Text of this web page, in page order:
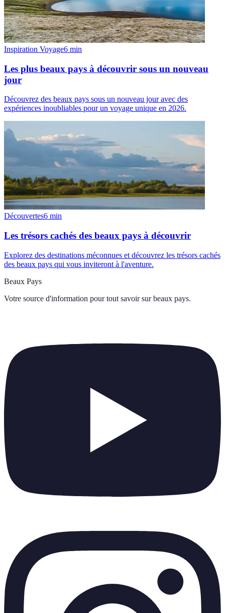
Inspiration Voyage6 min
Les plus beaux pays à découvrir sous un nouveau
jour
Découvrez des beaux pays sous un nouveau jour avec des
expériences inoubliables pour un voyage unique en 2026.
Découvertes6 min
Les trésors cachés des beaux pays à découvrir
Explorez des destinations méconnues et découvrez les trésors cachés
des beaux pays qui vous inviteront à l'aventure.
Beaux Pays
Votre source d'information pour tout savoir sur beaux pays.